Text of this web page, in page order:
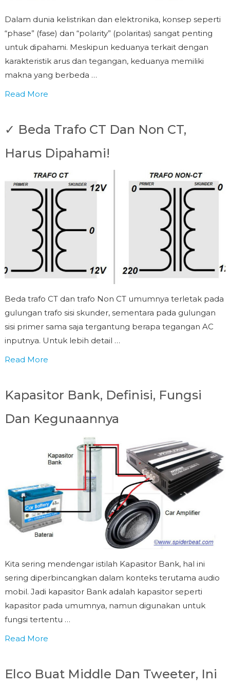
Dalam dunia kelistrikan dan elektronika, konsep seperti
“phase” (fase) dan “polarity” (polaritas) sangat penting
untuk dipahami. Meskipun keduanya terkait dengan
karakteristik arus dan tegangan, keduanya memiliki
makna yang berbeda …
Read More
✓ Beda Trafo CT Dan Non CT,
Harus Dipahami!
Beda trafo CT dan trafo Non CT umumnya terletak pada
gulungan trafo sisi skunder, sementara pada gulungan
sisi primer sama saja tergantung berapa tegangan AC
inputnya. Untuk lebih detail …
Read More
Kapasitor Bank, Definisi, Fungsi
Dan Kegunaannya
Kita sering mendengar istilah Kapasitor Bank, hal ini
sering diperbincangkan dalam konteks terutama audio
mobil. Jadi kapasitor Bank adalah kapasitor seperti
kapasitor pada umumnya, namun digunakan untuk
fungsi tertentu …
Read More
Elco Buat Middle Dan Tweeter, Ini